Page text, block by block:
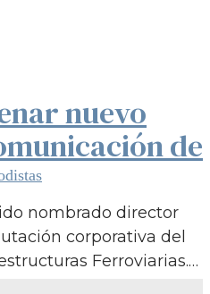
nuevo
de
nombrado director
corporativa del
Ferroviarias.…